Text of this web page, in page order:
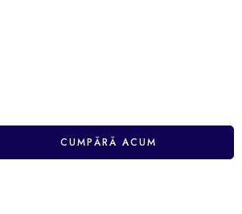
CUMPĂRĂ ACUM